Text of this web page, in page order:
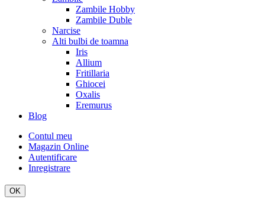
Zambile Hobby
Zambile Duble
Narcise
Alti bulbi de toamna
Iris
Allium
Fritillaria
Ghiocei
Oxalis
Eremurus
Blog
Contul meu
Magazin Online
Autentificare
Inregistrare
OK